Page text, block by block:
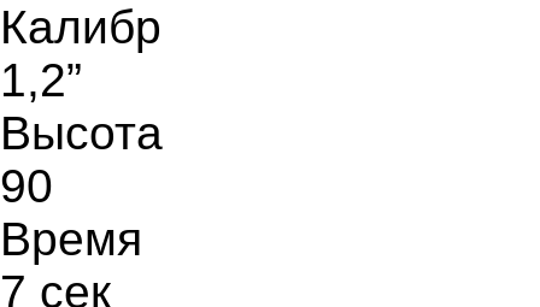
Калибр
1,2”
Высота
90
Время
7 сек